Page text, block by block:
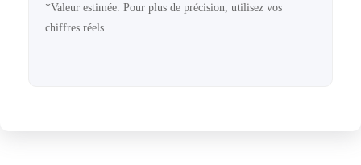
*Valeur estimée. Pour plus de précision, utilisez vos
chiffres réels.